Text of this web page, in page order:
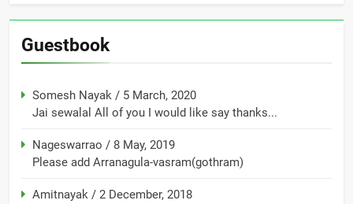
Guestbook
Somesh Nayak / 5 March, 2020
Jai sewalal All of you I would like say thanks...
Nageswarrao / 8 May, 2019
Please add Arranagula-vasram(gothram)
Amitnayak / 2 December, 2018